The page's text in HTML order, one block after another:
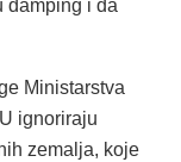
damping i da
Ministarstva
ignoriraju
zemalja, koje